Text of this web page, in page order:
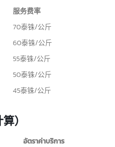
服务费率
服务费率
70泰铢/公斤
60泰铢/公斤
55泰铢/公斤
50泰铢/公斤
45泰铢/公斤
）
อัตราค่าบริการ